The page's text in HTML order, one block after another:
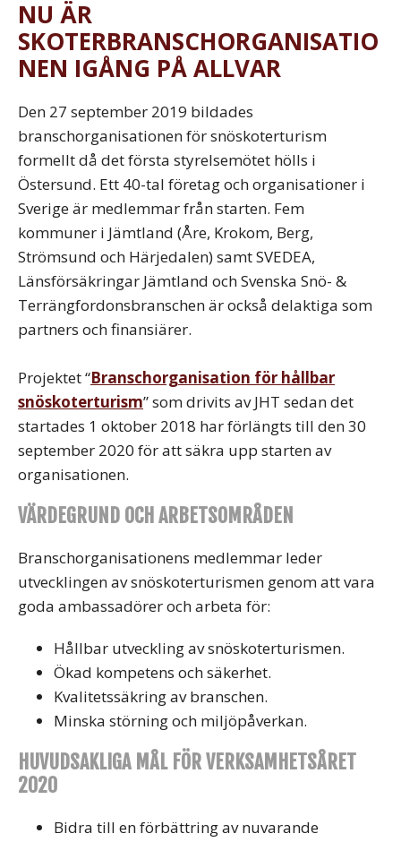
NU ÄR
SKOTERBRANSCHORGANISATIO
NEN IGÅNG PÅ ALLVAR
Den 27 september 2019 bildades
branschorganisationen för snöskoterturism
formellt då det första styrelsemötet hölls i
Östersund. Ett 40-tal företag och organisationer i
Sverige är medlemmar från starten. Fem
kommuner i Jämtland (Åre, Krokom, Berg,
Strömsund och Härjedalen) samt SVEDEA,
Länsförsäkringar Jämtland och Svenska Snö- &
Terrängfordonsbranschen är också delaktiga som
partners och finansiärer.
Projektet “Branschorganisation för hållbar
snöskoterturism” som drivits av JHT sedan det
startades 1 oktober 2018 har förlängts till den 30
september 2020 för att säkra upp starten av
organisationen.
VÄRDEGRUND OCH ARBETSOMRÅDEN
Branschorganisationens medlemmar leder
utvecklingen av snöskoterturismen genom att vara
goda ambassadörer och arbeta för:
Hållbar utveckling av snöskoterturismen.
Ökad kompetens och säkerhet.
Kvalitetssäkring av branschen.
Minska störning och miljöpåverkan.
HUVUDSAKLIGA MÅL FÖR VERKSAMHETSÅRET
2020
Bidra till en förbättring av nuvarande